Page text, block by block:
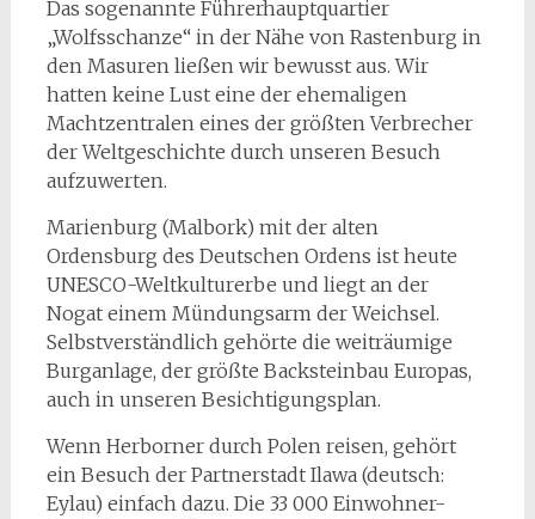
Das sogenannte Führerhauptquartier
„Wolfsschanze“ in der Nähe von Rastenburg in
den Masuren ließen wir bewusst aus. Wir
hatten keine Lust eine der ehemaligen
Machtzentralen eines der größten Verbrecher
der Weltgeschichte durch unseren Besuch
aufzuwerten.
Marienburg (Malbork) mit der alten
Ordensburg des Deutschen Ordens ist heute
UNESCO-Weltkulturerbe und liegt an der
Nogat einem Mündungsarm der Weichsel.
Selbstverständlich gehörte die weiträumige
Burganlage, der größte Backsteinbau Europas,
auch in unseren Besichtigungsplan.
Wenn Herborner durch Polen reisen, gehört
ein Besuch der Partnerstadt Ilawa (deutsch:
Eylau) einfach dazu. Die 33 000 Einwohner-